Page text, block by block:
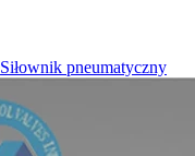
Siłownik pneumatyczny